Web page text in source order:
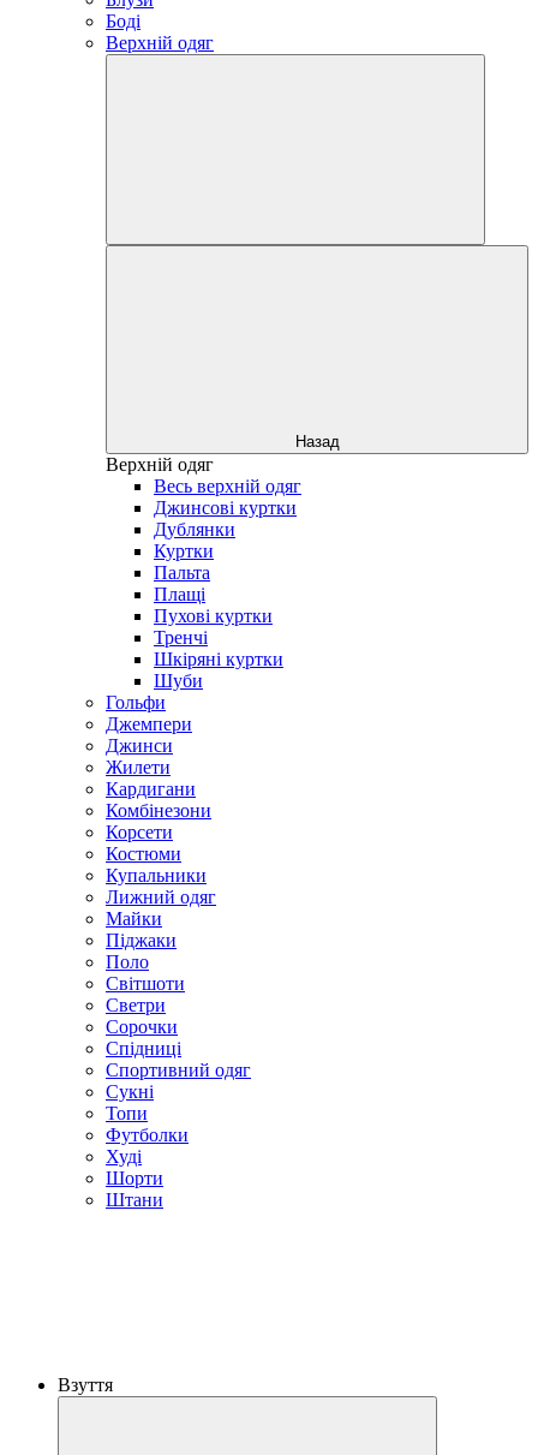
Боді
Верхній одяг
Назад
Верхній одяг
Весь верхній одяг
Джинсові куртки
Дублянки
Куртки
Пальта
Плащі
Пухові куртки
Тренчі
Шкіряні куртки
Шуби
Гольфи
Джемпери
Джинси
Жилети
Кардигани
Комбінезони
Корсети
Костюми
Купальники
Лижний одяг
Майки
Піджаки
Поло
Світшоти
Светри
Сорочки
Спідниці
Спортивний одяг
Сукні
Топи
Футболки
Худі
Шорти
Штани
Взуття